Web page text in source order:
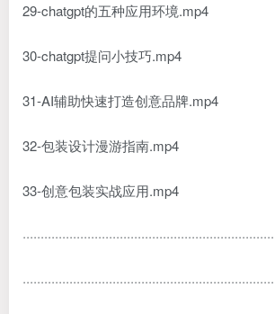
29-chatgpt的五种应用环境.mp4
30-chatgpt提问小技巧.mp4
31-AI辅助快速打造创意品牌.mp4
32-包装设计漫游指南.mp4
33-创意包装实战应用.mp4